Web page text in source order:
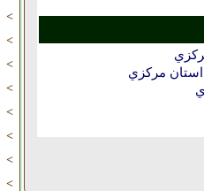
>
>
>
>
>
>
>
>
مركزي